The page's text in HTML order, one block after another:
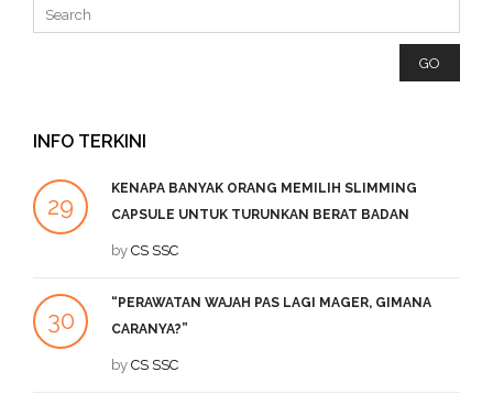
INFO TERKINI
29
KENAPA BANYAK ORANG MEMILIH SLIMMING
CAPSULE UNTUK TURUNKAN BERAT BADAN
by CS SSC
30
“PERAWATAN WAJAH PAS LAGI MAGER, GIMANA
CARANYA?”
by CS SSC